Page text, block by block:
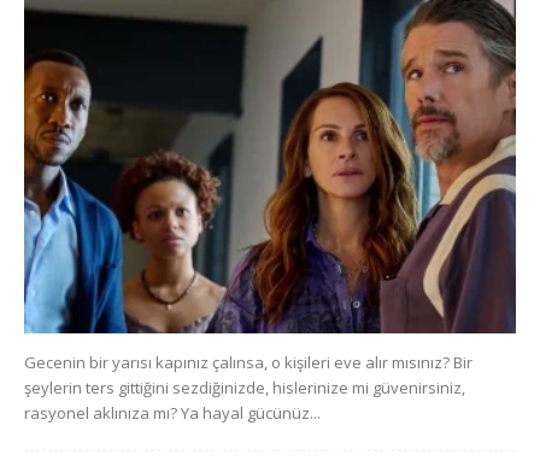
Gecenin bir yarısı kapınız çalınsa, o kişileri eve alır mısınız? Bir
şeylerin ters gittiğini sezdiğinizde, hislerinize mi güvenirsiniz,
rasyonel aklınıza mı? Ya hayal gücünüz...